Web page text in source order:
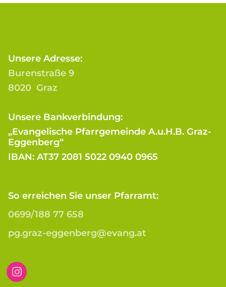
Unsere Adresse:
Burenstraße 9
8020 Graz
Unsere Bankverbindung:
„Evangelische Pfarrgemeinde A.u.H.B. Graz-
Eggenberg“
IBAN: AT37 2081 5022 0940 0965
So erreichen Sie unser Pfarramt:
0699/188 77 658
pg.graz-eggenberg@evang.at